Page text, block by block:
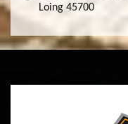
Loing 45700